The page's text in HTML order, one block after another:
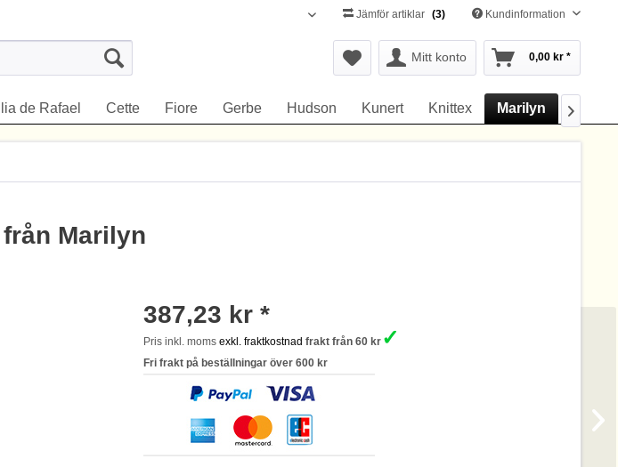
Svenska Jämför artiklar (3) Kundinformation
Mitt konto 0,00 kr *
de Rafael Cette Fiore Gerbe Hudson Kunert Knittex Marilyn Omero

Marilyn
387,23 kr *
Pris inkl. momsexkl. fraktkostnad frakt från 60 kr ✓
Fri frakt på beställningar över 600 kr